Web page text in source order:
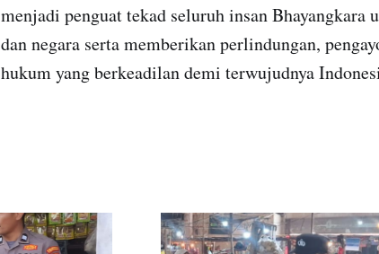
menjadi penguat tekad seluruh insan Bhayangkara
dan negara serta memberikan perlindungan,
hukum yang berkeadilan demi terwujudnya